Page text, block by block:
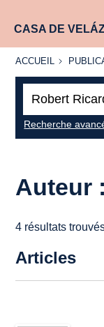
CASA DE
ACCUEIL
ACCUEIL
Recherche
Auteur :
4 résultats
Articles